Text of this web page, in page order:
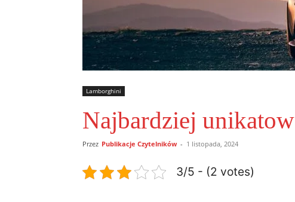
Lamborghini
Najbardziej
Przez Publikacje Czytelników - 1 listopada, 2024
3/5 - (2 votes)